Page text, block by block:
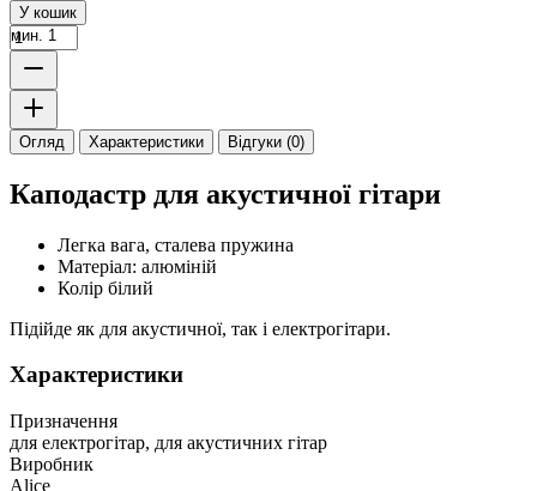
У кошик
мин. 1
Огляд Характеристики Відгуки (0)
Каподастр для акустичної гітари
Легка вага, сталева пружина
Матеріал: алюміній
Колір білий
Підійде як для акустичної, так і електрогітари.
Характеристики
Призначення
для електрогітар, для акустичних гітар
Виробник
Alice